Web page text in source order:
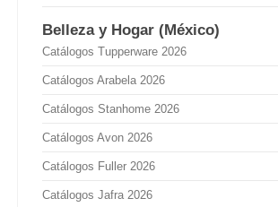
Belleza y Hogar (México)
Catálogos Tupperware 2026
Catálogos Arabela 2026
Catálogos Stanhome 2026
Catálogos Avon 2026
Catálogos Fuller 2026
Catálogos Jafra 2026